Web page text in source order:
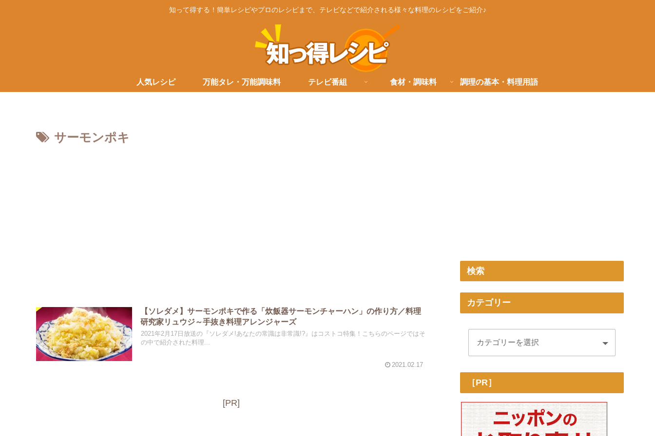
知って得する！簡単レシピやプロのレシピまで、テレビなどで紹介される様々な料理のレシピをご紹介♪
人気レシピ 万能タレ・万能調味料 テレビ番組 食材・調味料 調理の基本・料理用語
サーモンポキ
【ソレダメ】サーモンポキで作る「炊飯器サーモンチャーハン」の作り方／料理
研究家リュウジ～手抜き料理アレンジャーズ
2021年2月17日放送の『ソレダメ!あなたの常識は非常識!?』はコストコ特集！こちらのページではそ
の中で紹介された料理...
2021.02.17
[PR]
検索
カテゴリー
［PR］